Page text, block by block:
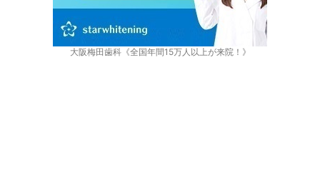
大阪梅田歯科《全国年間15万人以上が来院！》